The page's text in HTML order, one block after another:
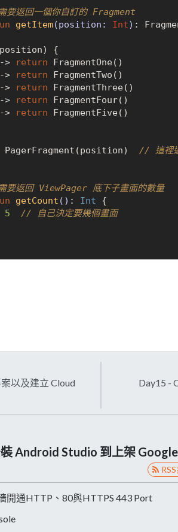
要返回一個你自訂的 Fragment
getItem(position: Int) :
{
> return FragmentOne()
> return FragmentTwo()
> return FragmentThree()
> return FragmentFour()
return FragmentFive()
PagerFragment(position) // 這裡
要返回 ViewPager 底下子畫面的數量
getCount () : Int {
5
// 自己決定要幾個畫面
以及建立 Cloud
Day15 -
Android Studio 到上架
開通HTTP、80與HTTPS 443 Port